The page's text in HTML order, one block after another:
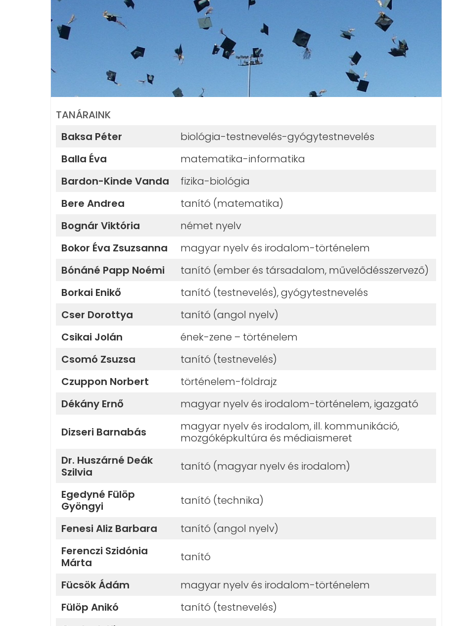
TANÁRAINK
Baksa Péter
biológia-testnevelés-gyógytestnevelés
Balla Éva
matematika-informatika
Bardon-Kinde Vanda
fizika-biológia
Bere Andrea
tanító (matematika)
Bognár Viktória
német nyelv
Bokor Éva Zsuzsanna
magyar nyelv és irodalom-történelem
Bónáné Papp Noémi
tanító (ember és társadalom, művelődésszervező)
Borkai Enikő
tanító (testnevelés), gyógytestnevelés
Cser Dorottya
tanító (angol nyelv)
Csikai Jolán
ének-zene – történelem
Csomó Zsuzsa
tanító (testnevelés)
Czuppon Norbert
történelem-földrajz
Dékány Ernő
magyar nyelv és irodalom-történelem, igazgató
Dizseri Barnabás
magyar nyelv és irodalom, ill. kommunikáció,
mozgóképkultúra és médiaismeret
Dr. Huszárné Deák
Szilvia
tanító (magyar nyelv és irodalom)
Egedyné Fülöp
Gyöngyi
tanító (technika)
Fenesi Aliz Barbara
tanító (angol nyelv)
Ferenczi Szidónia
Márta
tanító
Fücsök Ádám
magyar nyelv és irodalom-történelem
Fülöp Anikó
tanító (testnevelés)